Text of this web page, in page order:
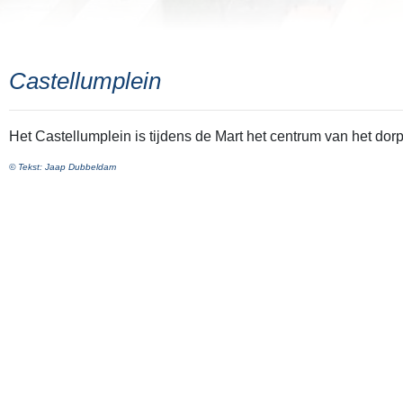
Castellumplein
Het Castellumplein is tijdens de Mart het centrum van het
© Tekst: Jaap Dubbeldam